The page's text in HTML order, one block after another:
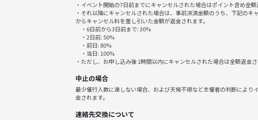
テーマは決めていないので、小説・ビジネス書・エッセイ・
紙以外でも、キンドルや電子書籍もOK!
ゆるっとお互いの推し本や、おすすめできる本をシェアでき
企画いたしました。
・イベント開始の7日前までにキャンセルされた場合はポイント含め全額
・それ以降にキャンセルされた場合は、事前決済金額のうち、下記の
からキャンセル料を差し引いた金額が返金されます。
・6日前から3日前まで: 30%
・2日前: 50%
・前日: 80%
・当日: 100%
・ただし、お申し込み後 1時間以内にキャンセルされた場合は全額返金さ
中止の場合
最少催行人数に達しない場合、および天候不順など主催者の判断によ
金されます。
連絡先交換について